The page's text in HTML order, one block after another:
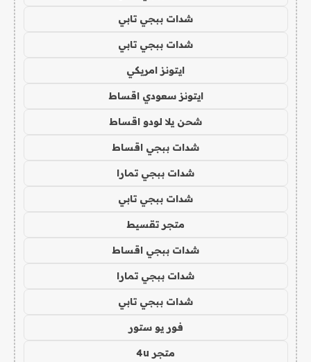
شدات ببجي تابي
شدات ببجي تابي
ايتونز امريكي
ايتونز سعودي اقساط
شحن يلا لودو اقساط
شدات ببجي اقساط
شدات ببجي تمارا
شدات ببجي تابي
متجر تقسيط
شدات ببجي اقساط
شدات ببجي تمارا
شدات ببجي تابي
فور يو ستور
متجر 4u